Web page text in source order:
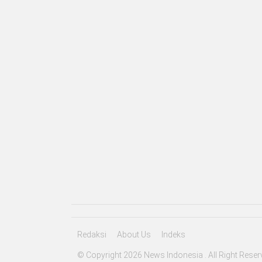
Redaksi About Us Indeks
© Copyright 2026 News Indonesia . All Right